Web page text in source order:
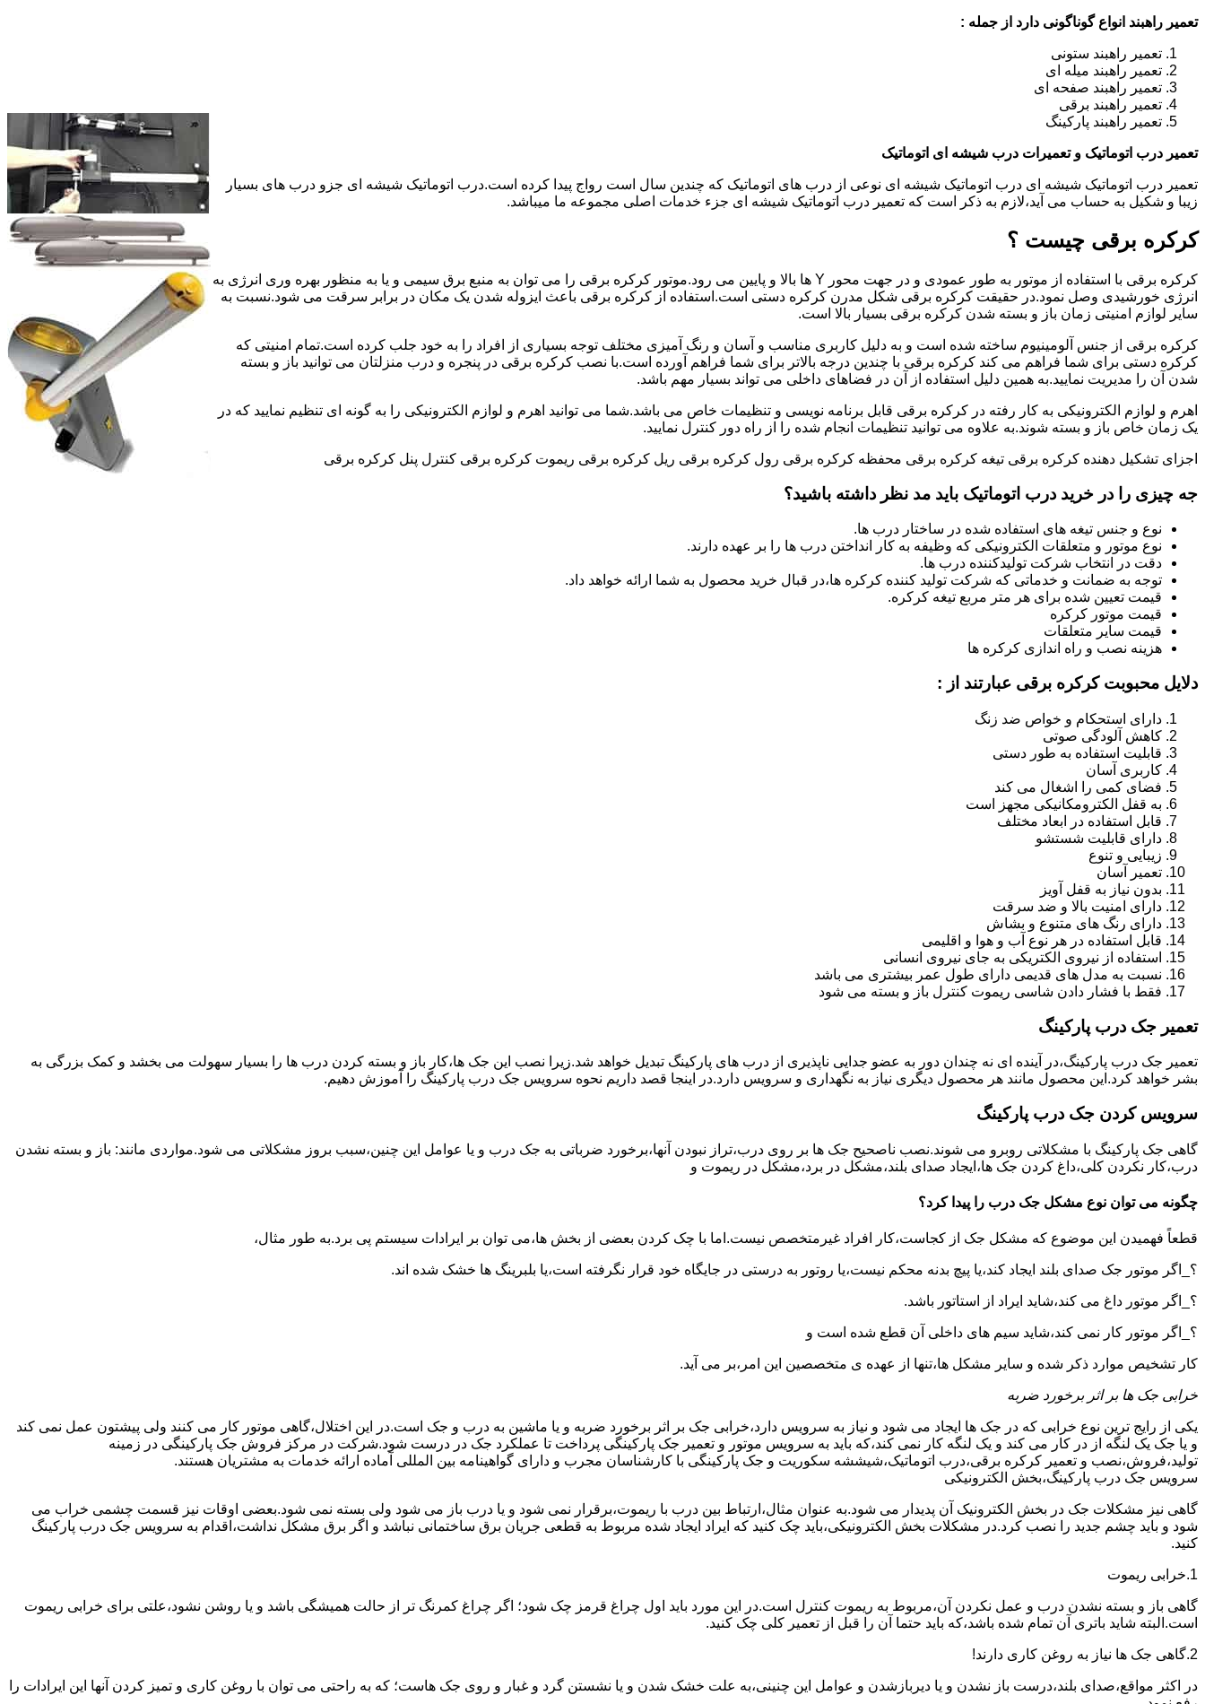
تعمیر راهبند انواع گوناگونی دارد از جمله :
تعمیر راهبند ستونی
تعمیر راهبند میله ای
تعمیر راهبند صفحه ای
تعمیر راهبند برقی
تعمیر راهبند پارکینگ
تعمیر درب اتوماتیک و تعمیرات درب شیشه ای اتوماتیک
تعمیر درب اتوماتیک شیشه ای درب اتوماتیک شیشه ای نوعی از درب های اتوماتیک که چندین سال است رواج پیدا کرده است.درب اتوماتیک شیشه ای جزو درب های بسیار
زیبا و شکیل به حساب می آید،لازم به ذکر است که تعمیر درب اتوماتیک شیشه ای جزء خدمات اصلی مجموعه ما میباشد.
کرکره برقی چیست ؟
کرکره برقی با استفاده از موتور به طور عمودی و در جهت محور Y ها بالا و پایین می رود.موتور کرکره برقی را می توان به منبع برق سیمی و یا به منظور بهره وری انرژی به
انرژی خورشیدی وصل نمود.در حقیقت کرکره برقی شکل مدرن کرکره دستی است.استفاده از کرکره برقی باعث ایزوله شدن یک مکان در برابر سرقت می شود.نسبت به
سایر لوازم امنیتی زمان باز و بسته شدن کرکره برقی بسیار بالا است.
کرکره برقی از جنس آلومینیوم ساخته شده است و به دلیل کاربری مناسب و آسان و رنگ آمیزی مختلف توجه بسیاری از افراد را به خود جلب کرده است.تمام امنیتی که
کرکره دستی برای شما فراهم می کند کرکره برقی با چندین درجه بالاتر برای شما فراهم آورده است.با نصب کرکره برقی در پنجره و درب منزلتان می توانید باز و بسته
شدن آن را مدیریت نمایید.به همین دلیل استفاده از آن در فضاهای داخلی می تواند بسیار مهم باشد.
اهرم و لوازم الکترونیکی به کار رفته در کرکره برقی قابل برنامه نویسی و تنظیمات خاص می باشد.شما می توانید اهرم و لوازم الکترونیکی را به گونه ای تنظیم نمایید که در
یک زمان خاص باز و بسته شوند.به علاوه می توانید تنظیمات انجام شده را از راه دور کنترل نمایید.
اجزای تشکیل دهنده کرکره برقی تیغه کرکره برقی محفظه کرکره برقی رول کرکره برقی ریل کرکره برقی ریموت کرکره برقی کنترل پنل کرکره برقی
جه چیزی را در خرید درب اتوماتیک باید مد نظر داشته باشید؟
نوع و جنس تیغه های استفاده شده در ساختار درب ها.
نوع موتور و متعلقات الکترونیکی که وظیفه به کار انداختن درب ها را بر عهده دارند.
دقت در انتخاب شرکت تولیدکننده درب ها.
توجه به ضمانت و خدماتی که شرکت تولید کننده کرکره ها،در قبال خرید محصول به شما ارائه خواهد داد.
قیمت تعیین شده برای هر متر مربع تیغه کرکره.
قیمت موتور کرکره
قیمت سایر متعلقات
هزینه نصب و راه اندازی کرکره ها
دلایل محبوبت کرکره برقی عبارتند از :
دارای استحکام و خواص ضد زنگ
کاهش آلودگی صوتی
قابلیت استفاده به طور دستی
کاربری آسان
فضای کمی را اشغال می کند
به قفل الکترومکانیکی مجهز است
قابل استفاده در ابعاد مختلف
دارای قابلیت شستشو
زیبایی و تنوع
تعمیر آسان
بدون نیاز به قفل آویز
دارای امنیت بالا و ضد سرقت
دارای رنگ های متنوع و بشاش
قابل استفاده در هر نوع آب و هوا و اقلیمی
استفاده از نیروی الکتریکی به جای نیروی انسانی
نسبت به مدل های قدیمی دارای طول عمر بیشتری می باشد
فقط با فشار دادن شاسی ریموت کنترل باز و بسته می شود
تعمیر جک درب پارکینگ
تعمیر جک درب پارکینگ،در آینده ای نه چندان دور به عضو جدایی ناپذیری از درب های پارکینگ تبدیل خواهد شد.زیرا نصب این جک ها،کار باز و بسته کردن درب ها را بسیار سهولت می بخشد و کمک بزرگی به
بشر خواهد کرد.این محصول مانند هر محصول دیگری نیاز به نگهداری و سرویس دارد.در اینجا قصد داریم نحوه سرویس جک درب پارکینگ را آموزش دهیم.
سرویس کردن جک درب پارکینگ
گاهی جک پارکینگ با مشکلاتی روبرو می شوند.نصب ناصحیح جک ها بر روی درب،تراز نبودن آنها،برخورد ضرباتی به جک درب و یا عوامل این چنین،سبب بروز مشکلاتی می شود.مواردی مانند: باز و بسته نشدن
درب،کار نکردن کلی،داغ کردن جک ها،ایجاد صدای بلند،مشکل در برد،مشکل در ریموت و
چگونه می توان نوع مشکل جک درب را پیدا کرد؟
قطعاً فهمیدن این موضوع که مشکل جک از کجاست،کار افراد غیرمتخصص نیست.اما با چک کردن بعضی از بخش ها،می توان بر ایرادات سیستم پی برد.به طور مثال،
؟_اگر موتور جک صدای بلند ایجاد کند،یا پیچ بدنه محکم نیست،یا روتور به درستی در جایگاه خود قرار نگرفته است،یا بلبرینگ ها خشک شده اند.
؟_اگر موتور داغ می کند،شاید ایراد از استاتور باشد.
؟_اگر موتور کار نمی کند،شاید سیم های داخلی آن قطع شده است و
کار تشخیص موارد ذکر شده و سایر مشکل ها،تنها از عهده ی متخصصین این امر،بر می آید.
خرابی جک ها بر اثر برخورد ضربه
یکی از رایج ترین نوع خرابی که در جک ها ایجاد می شود و نیاز به سرویس دارد،خرابی جک بر اثر برخورد ضربه و یا ماشین به درب و جک است.در این اختلال،گاهی موتور کار می کنند ولی پیشتون عمل نمی کند
و یا جک یک لنگه از در کار می کند و یک لنگه کار نمی کند،که باید به سرویس موتور و تعمیر جک پارکینگی پرداخت تا عملکرد جک در درست شود.شرکت در مرکز فروش جک پارکینگی در زمینه
تولید،فروش،نصب و تعمیر کرکره برقی،درب اتوماتیک،شیششه سکوریت و جک پارکینگی با کارشناسان مجرب و دارای گواهینامه بین المللی آماده ارائه خدمات به مشتریان هستند.
سرویس جک درب پارکینگ،بخش الکترونیکی
گاهی نیز مشکلات جک در بخش الکترونیک آن پدیدار می شود.به عنوان مثال،ارتباط بین درب با ریموت،برقرار نمی شود و یا درب باز می شود ولی بسته نمی شود.بعضی اوقات نیز قسمت چشمی خراب می
شود و باید چشم جدید را نصب کرد.در مشکلات بخش الکترونیکی،باید چک کنید که ایراد ایجاد شده مربوط به قطعی جریان برق ساختمانی نباشد و اگر برق مشکل نداشت،اقدام به سرویس جک درب پارکینگ
کنید.
1.خرابی ریموت
گاهی باز و بسته نشدن درب و عمل نکردن آن،مربوط به ریموت کنترل است.در این مورد باید اول چراغ قرمز چک شود؛ اگر چراغ کمرنگ تر از حالت همیشگی باشد و یا روشن نشود،علتی برای خرابی ریموت
است.البته شاید باتری آن تمام شده باشد،که باید حتما آن را قبل از تعمیر کلی چک کنید.
2.گاهی جک ها نیاز به روغن کاری دارند!
در اکثر مواقع،صدای بلند،درست باز نشدن و یا دیربازشدن و عوامل این چنینی،به علت خشک شدن و یا نشستن گرد و غبار و روی جک هاست؛ که به راحتی می توان با روغن کاری و تمیز کردن آنها این ایرادات را